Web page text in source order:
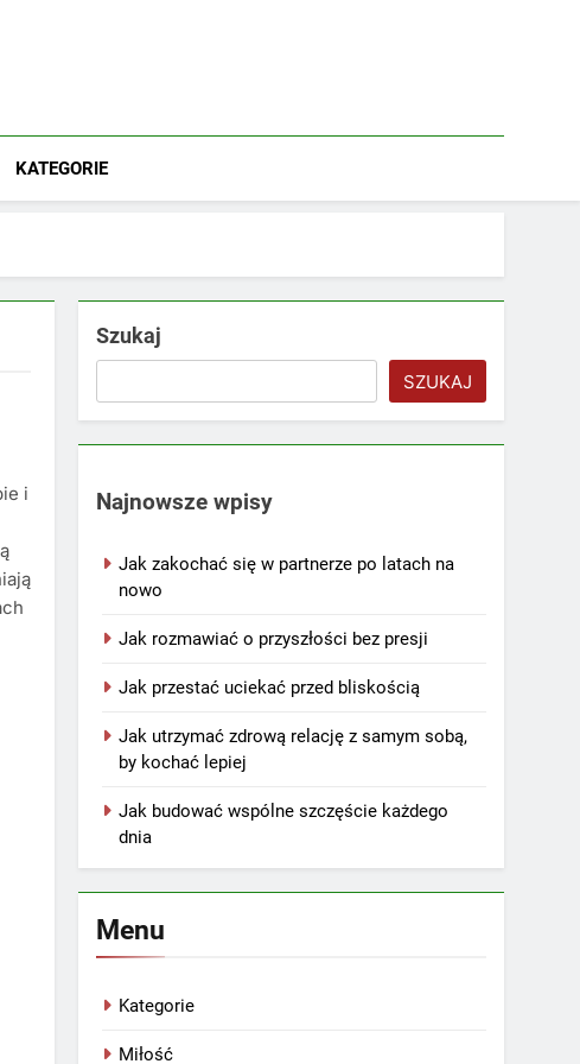
KATEGORIE
i
Szukaj
SZUKAJ
Najnowsze wpisy
Jak zakochać się w partnerze po latach na
nowo
Jak rozmawiać o przyszłości bez presji
Jak przestać uciekać przed bliskością
Jak utrzymać zdrową relację z samym sobą,
by kochać lepiej
Jak budować wspólne szczęście każdego
dnia
Menu
Kategorie
Miłość